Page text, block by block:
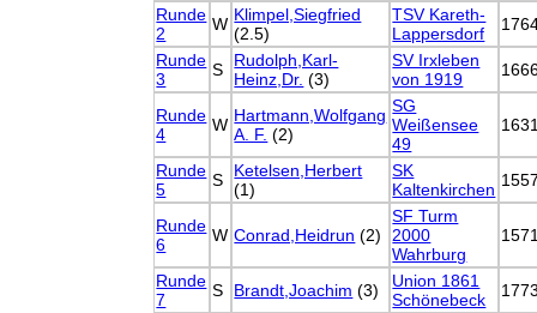
Runde
2
W Klimpel,Siegfried
(2.5)
TSV Kareth-
Lappersdorf
Runde
3
S
Rudolph,Karl-
Heinz,Dr. (3)
SV Irxleben
von 1919
Runde
4
W Hartmann,Wolfgang
A. F. (2)
SG
Weißensee
49
Runde
5
S
Ketelsen,Herbert
(1)
SK
Kaltenkirchen
Runde
6
W Conrad,Heidrun (2)
SF Turm
2000
Wahrburg
Runde
7
S Brandt,Joachim (3)
Union 1861
Schönebeck